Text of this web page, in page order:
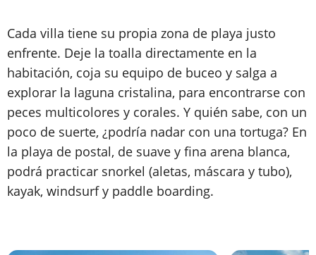
Cada villa tiene su propia zona de playa justo
enfrente. Deje la toalla directamente en la
habitación, coja su equipo de buceo y salga a
explorar la laguna cristalina, para encontrarse con
peces multicolores y corales. Y quién sabe, con un
poco de suerte, ¿podría nadar con una tortuga? En
la playa de postal, de suave y fina arena blanca,
podrá practicar snorkel (aletas, máscara y tubo),
kayak, windsurf y paddle boarding.